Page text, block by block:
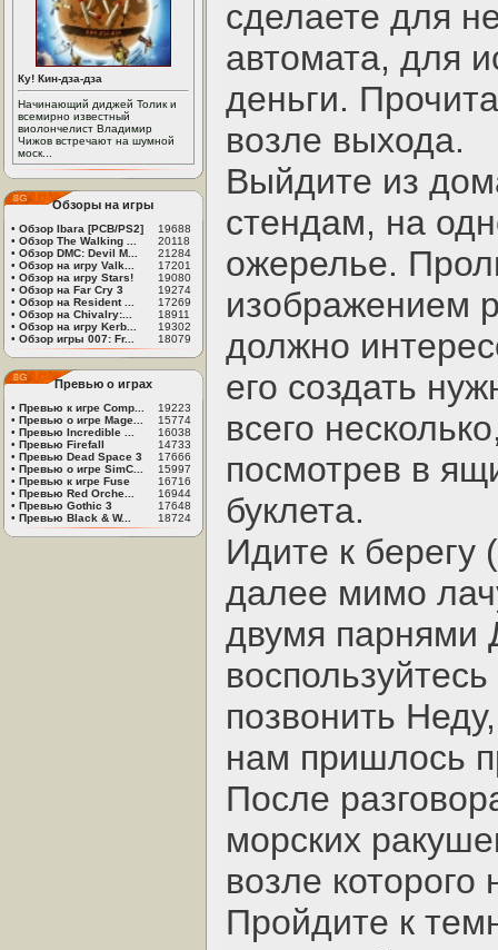
Ку! Кин-дза-дза
Начинающий диджей Толик и
всемирно известный
виолончелист Владимир
Чижов встречают на шумной
моск...
Обзоры на игры
• Обзор Ibara [PCB/PS2]
19688
• Обзор The Walking ...
20118
• Обзор DMC: Devil M...
21284
• Обзор на игру Valk...
17201
• Обзор на игру Stars!
19080
• Обзор на Far Cry 3
19274
• Обзор на Resident ...
17269
• Обзор на Chivalry:...
18911
• Обзор на игру Kerb...
19302
• Обзор игры 007: Fr... 18079
Превью о играх
• Превью к игре Comp...
19223
• Превью о игре Mage...
15774
• Превью Incredible ...
16038
• Превью Firefall
14733
• Превью Dead Space 3
17666
• Превью о игре SimC...
15997
• Превью к игре Fuse
16716
• Превью Red Orche...
16944
• Превью Gothic 3
17648
• Превью Black & W... 18724
сделаете для
автомата, для
деньги.
возле выхода.
Выйдите из
стендам, на
ожерелье.
изображением
должно
его создать
всего
посмотрев в
буклета.
Идите к берегу
далее мимо
двумя парнями
позвонить
нам пришлось
После
морских
возле
Пройдите к